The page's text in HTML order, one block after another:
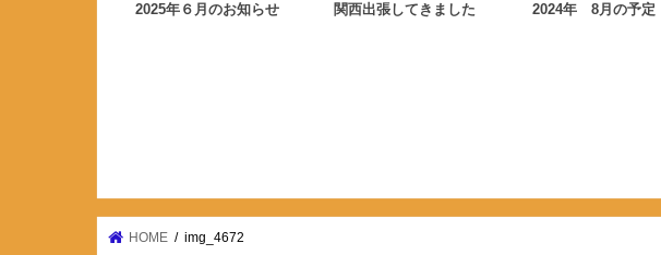
2025年６月のお知らせ 関西出張してきました 2024年 8月の予定
HOME img_4672